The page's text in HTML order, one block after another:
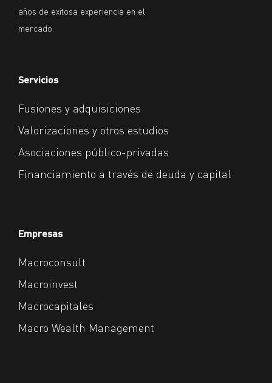
años de exitosa experiencia en el
mercado.
Servicios
Fusiones y adquisiciones
Valorizaciones y otros estudios
Asociaciones público-privadas
Financiamiento a través de deuda y capital
Empresas
Macroconsult
Macroinvest
Macrocapitales
Macro Wealth Management